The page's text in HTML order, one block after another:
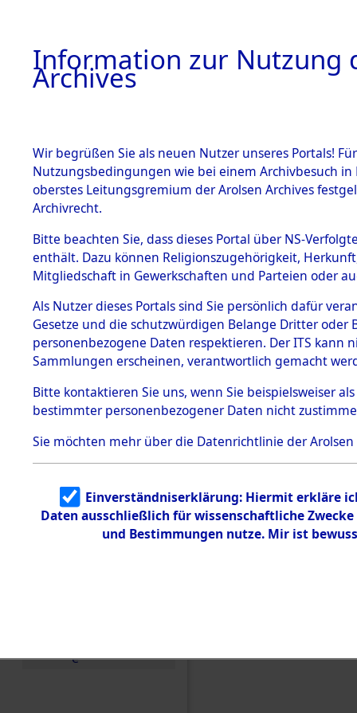
BESTÄNDE
1.
mente
5. Verschiedenes
5.3
Todesmärsche
5.3.1 Alliierte
Erhebungen
zu
Todesmärsch
en
5.3.2
Identifizierun
g
5.3.3
Todesmärsch
e
Information zur Nutzung
Archives
Wir begrüßen Sie als neuen Nutzer unseres Portals!
Nutzungsbedingungen wie bei einem Archivbesuch
oberstes Leitungsgremium der Arolsen Archives
Archivrecht.
Bitte beachten Sie, dass dieses Portal über NS-
enthält. Dazu können Religionszugehörigkeit,
Mitgliedschaft in Gewerkschaften und Parteien oder
Als Nutzer dieses Portals sind Sie persönlich dafür
Gesetze und die schutzwürdigen Belange Dritter
personenbezogene Daten respektieren. Der ITS
Sammlungen erscheinen, verantwortlich gemacht
Bitte kontaktieren Sie uns, wenn Sie beispielsweiser
bestimmter personenbezogener Daten nicht
Sie möchten mehr über die Datenrichtlinie der Arolsen
Einverständniserklärung: Hiermit erkläre
Daten ausschließlich für wissenschaftliche
und Bestimmungen nutze. Mir ist